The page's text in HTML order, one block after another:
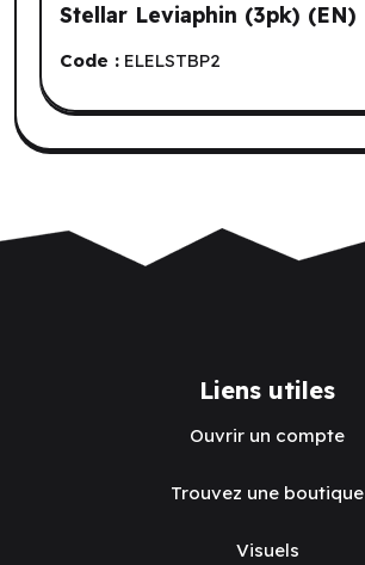
Stellar Leviaphin (3pk) (EN)
Code : ELELSTBP2
Liens utiles
Ouvrir un compte
Trouvez une boutique
Visuels